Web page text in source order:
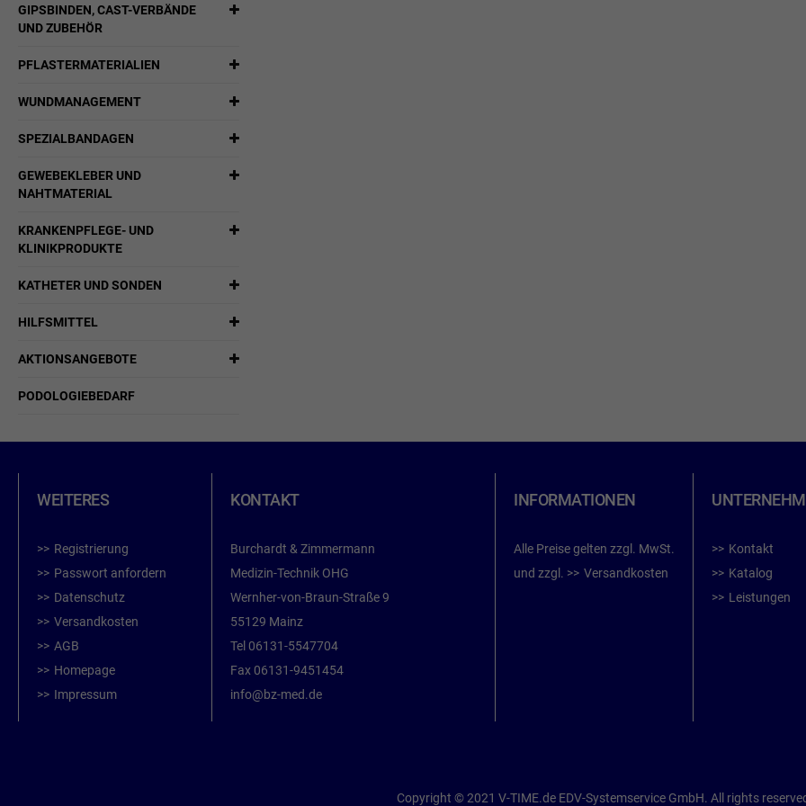
GIPSBINDEN, CAST-VERBÄNDE
UND ZUBEHÖR
PFLASTERMATERIALIEN
WUNDMANAGEMENT
SPEZIALBANDAGEN
GEWEBEKLEBER UND
NAHTMATERIAL
KRANKENPFLEGE- UND
KLINIKPRODUKTE
KATHETER UND SONDEN
HILFSMITTEL
AKTIONSANGEBOTE
PODOLOGIEBEDARF
WEITERES
Registrierung
Passwort anfordern
Datenschutz
Versandkosten
AGB
Homepage
Impressum
KONTAKT
Burchardt & Zimmermann
Medizin-Technik OHG
Wernher-von-Braun-Straße 9
55129 Mainz
Tel 06131-5547704
Fax 06131-9451454
info@bz-med.de
INFORMATIONEN
Alle Preise gelten zzgl. MwSt.
und zzgl.
Versandkosten
Kontakt
Katalog
Leistungen
Copyright © 2021 V-TIME.de EDV-Systemservice GmbH. All rights